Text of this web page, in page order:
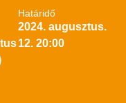
Határidő
2024. augusztus.
12. 20:00